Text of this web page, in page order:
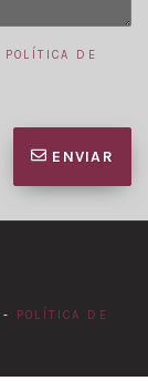
POLÍTICA DE
ENVIAR
-
POLÍTICA DE